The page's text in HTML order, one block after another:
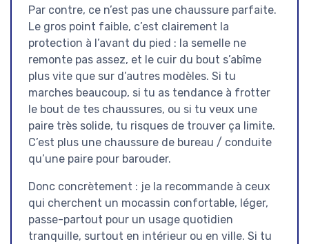
Par contre, ce n’est pas une chaussure parfaite.
Le gros point faible, c’est clairement la
protection à l’avant du pied : la semelle ne
remonte pas assez, et le cuir du bout s’abîme
plus vite que sur d’autres modèles. Si tu
marches beaucoup, si tu as tendance à frotter
le bout de tes chaussures, ou si tu veux une
paire très solide, tu risques de trouver ça limite.
C’est plus une chaussure de bureau / conduite
qu’une paire pour barouder.
Donc concrètement : je la recommande à ceux
qui cherchent un mocassin confortable, léger,
passe-partout pour un usage quotidien
tranquille, surtout en intérieur ou en ville. Si tu